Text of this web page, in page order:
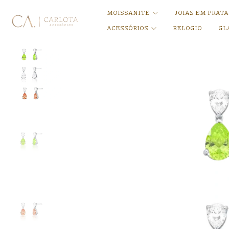
MOISSANITE
JOIAS EM
ACESSÓRIOS
RELOGIO